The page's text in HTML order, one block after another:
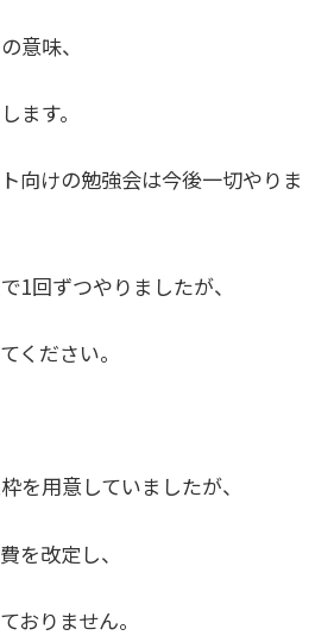
意味、
ます。
向けの勉強会は今後一切やりま
1回ずつやりましたが、
ください。
を用意していましたが、
を改定し、
おりません。